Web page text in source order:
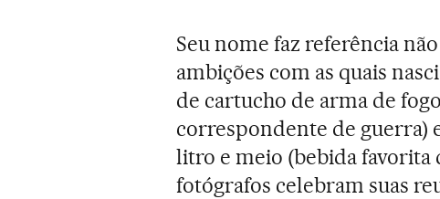
Seu nome faz referência
ambições com as quais
de cartucho de arma de
correspondente de guerra)
litro e meio (bebida favorita
fotógrafos celebram suas